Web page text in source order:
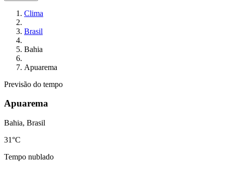
Clima
Brasil
Bahia
Apuarema
Previsão do tempo
Apuarema
Bahia, Brasil
31°C
Tempo nublado